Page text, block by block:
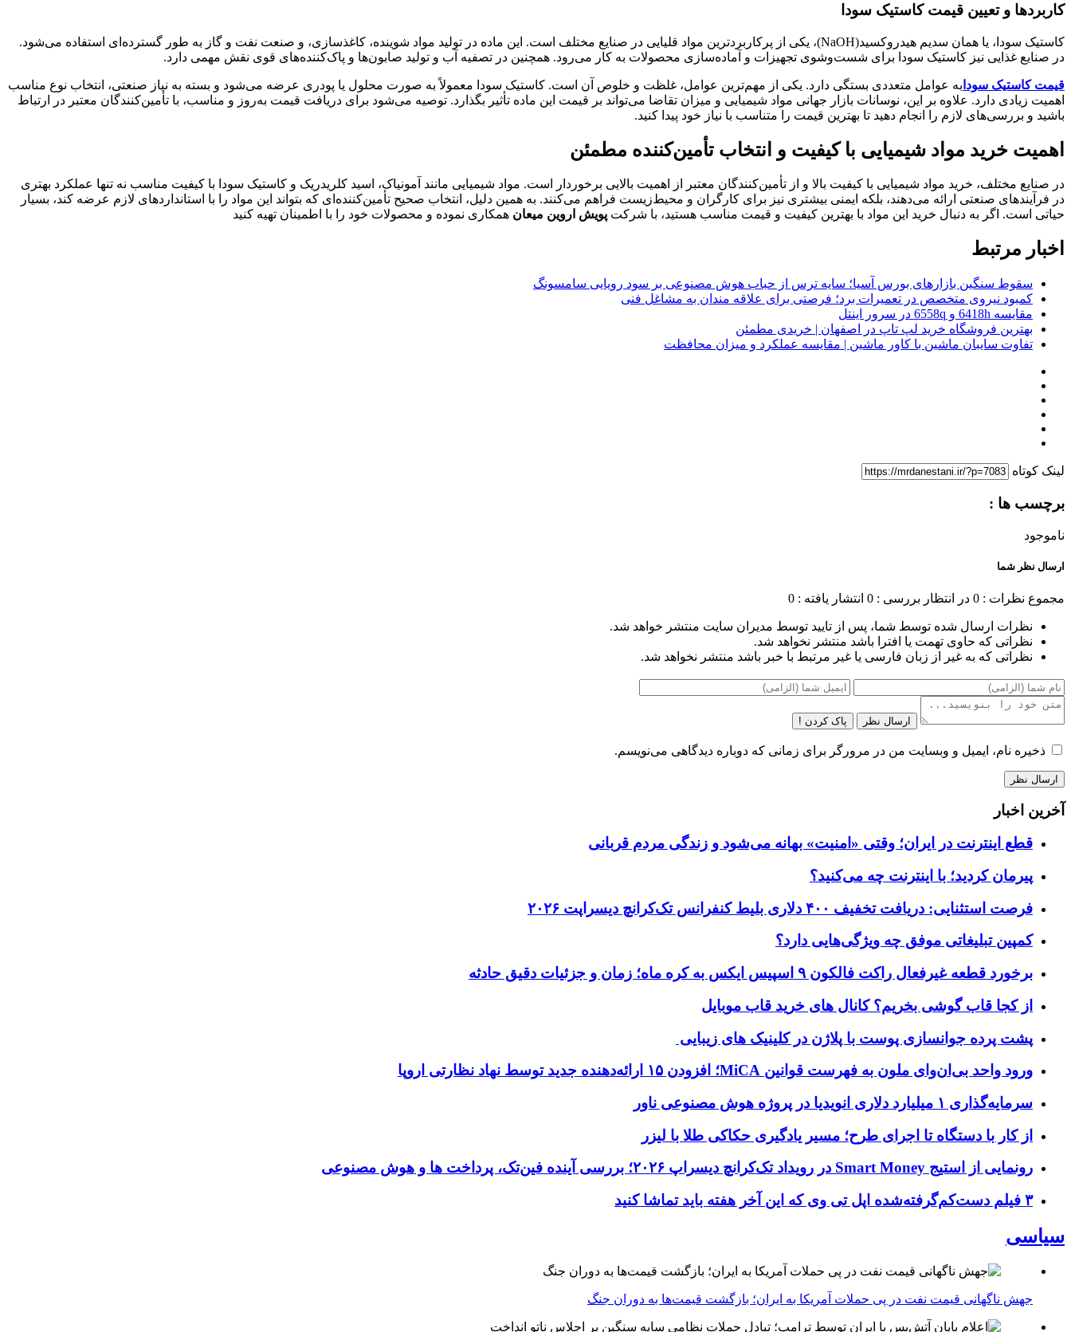
کاربردها و تعیین قیمت کاستیک سودا
کاستیک سودا، یا همان سدیم هیدروکسید(NaOH)، یکی از پرکاربردترین مواد قلیایی در صنایع مختلف است. این ماده در تولید مواد شوینده، کاغذسازی، و صنعت نفت و گاز به طور گسترده‌ای استفاده می‌شود.
در صنایع غذایی نیز کاستیک سودا برای شست‌وشوی تجهیزات و آماده‌سازی محصولات به کار می‌رود. همچنین در تصفیه آب و تولید صابون‌ها و پاک‌کننده‌های قوی نقش مهمی دارد.
قیمت کاستیک سودا به عوامل متعددی بستگی دارد. یکی از مهم‌ترین عوامل، غلظت و خلوص آن است. کاستیک سودا معمولاً به صورت محلول یا پودری عرضه می‌شود و بسته به نیاز صنعتی، انتخاب نوع مناسب
اهمیت زیادی دارد. علاوه بر این، نوسانات بازار جهانی مواد شیمیایی و میزان تقاضا می‌تواند بر قیمت این ماده تأثیر بگذارد. توصیه می‌شود برای دریافت قیمت به‌روز و مناسب، با تأمین‌کنندگان معتبر در ارتباط
باشید و بررسی‌های لازم را انجام دهید تا بهترین قیمت را متناسب با نیاز خود پیدا کنید.
اهمیت خرید مواد شیمیایی با کیفیت و انتخاب تأمین‌کننده مطمئن
در صنایع مختلف، خرید مواد شیمیایی با کیفیت بالا و از تأمین‌کنندگان معتبر از اهمیت بالایی برخوردار است. مواد شیمیایی مانند آمونیاک، اسید کلریدریک و کاستیک سودا با کیفیت مناسب نه تنها عملکرد بهتری
در فرآیندهای صنعتی ارائه می‌دهند، بلکه ایمنی بیشتری نیز برای کارگران و محیط‌زیست فراهم می‌کنند. به همین دلیل، انتخاب صحیح تأمین‌کننده‌ای که بتواند این مواد را با استانداردهای لازم عرضه کند، بسیار
حیاتی است. اگر به دنبال خرید این مواد با بهترین کیفیت و قیمت مناسب هستید، با شرکت پویش اروین میعان همکاری نموده و محصولات خود را با اطمینان تهیه کنید
اخبار مرتبط
سقوط سنگین بازارهای بورس آسیا؛ سایه ترس از حباب هوش مصنوعی بر سود رویایی سامسونگ
کمبود نیروی متخصص در تعمیرات برد؛ فرصتی برای علاقه ‌مندان به مشاغل فنی
مقایسه 6418h و 6558q در سرور اینتل
بهترین فروشگاه خرید لپ تاپ در اصفهان | خریدی مطمئن
تفاوت سایبان ماشین با کاور ماشین | مقایسه عملکرد و میزان محافظت
لینک کوتاه
برچسب ها :
ناموجود
ارسال نظر شما
مجموع نظرات : 0 در انتظار بررسی : 0 انتشار یافته : 0
نظرات ارسال شده توسط شما، پس از تایید توسط مدیران سایت منتشر خواهد شد.
نظراتی که حاوی تهمت یا افترا باشد منتشر نخواهد شد.
نظراتی که به غیر از زبان فارسی یا غیر مرتبط با خبر باشد منتشر نخواهد شد.
ارسال نظر پاک کردن !
ذخیره نام، ایمیل و وبسایت من در مرورگر برای زمانی که دوباره دیدگاهی می‌نویسم.
آخرین اخبار
قطع اینترنت در ایران؛ وقتی «امنیت» بهانه می‌شود و زندگی مردم قربانی
پیرمان کردید؛ با اینترنت چه می‌کنید؟
فرصت استثنایی: دریافت تخفیف ۴۰۰ دلاری بلیط کنفرانس تک‌کرانچ دیسراپت ۲۰۲۶
کمپین تبلیغاتی موفق چه ویژگی‌هایی دارد؟
برخورد قطعه غیرفعال راکت فالکون ۹ اسپیس ایکس به کره ماه؛ زمان و جزئیات دقیق حادثه
از کجا قاب گوشی بخریم؟ کانال های خرید قاب موبایل
پشت پرده جوانسازی پوست با پلاژن در کلینیک های زیبایی
ورود واحد بی‌ان‌وای ملون به فهرست قوانین MiCA؛ افزودن ۱۵ ارائه‌دهنده جدید توسط نهاد نظارتی اروپا
سرمایه‌گذاری ۱ میلیارد دلاری انویدیا در پروژه هوش مصنوعی ناور
از کار با دستگاه تا اجرای طرح؛ مسیر یادگیری حکاکی طلا با لیزر
رونمایی از استیج Smart Money در رویداد تک‌کرانچ دیسراپ ۲۰۲۶؛ بررسی آینده فین‌تک، پرداخت‌ ها و هوش مصنوعی
۳ فیلم دست‌کم‌گرفته‌شده اپل تی وی که این آخر هفته باید تماشا کنید
سیاسی
جهش ناگهانی قیمت نفت در پی حملات آمریکا به ایران؛ بازگشت قیمت‌ها به دوران جنگ